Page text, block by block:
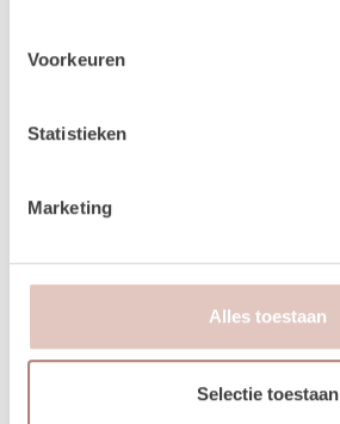
Voorkeuren
Statistieken
Marketing
Alles toestaan
Selectie toestaan